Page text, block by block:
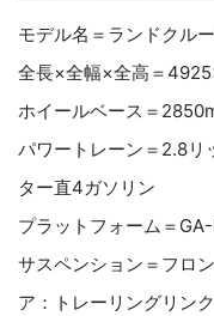
モデル名＝ランドクル
全長×全幅×全高＝
ホイールベース＝
パワートレーン＝2.8リ
ター直4ガソリン
プラットフォーム＝
サスペンション＝フロ
ア：トレーリングリンク